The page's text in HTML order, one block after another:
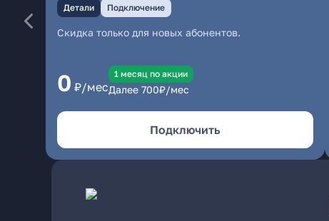
Детали Подключение
Скидка только для новых абонентов.
0 ₽/мес
1 месяц по акции
Далее 700₽/мес
Подключить